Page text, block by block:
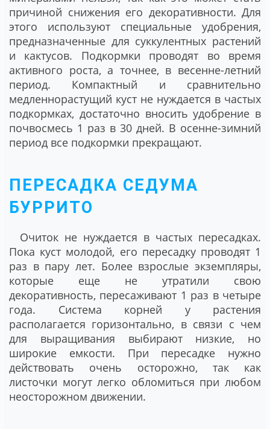
причиной снижения его декоративности. Для
этого используют специальные удобрения,
предназначенные для суккулентных растений
и кактусов. Подкормки проводят во время
активного роста, а точнее, в весенне-летний
период. Компактный и сравнительно
медленнорастущий куст не нуждается в частых
подкормках, достаточно вносить удобрение в
почвосмесь 1 раз в 30 дней. В осенне-зимний
период все подкормки прекращают.
ПЕРЕСАДКА СЕДУМА
БУРРИТО
Очиток не нуждается в частых пересадках.
Пока куст молодой, его пересадку проводят 1
раз в пару лет. Более взрослые экземпляры,
которые еще не утратили свою
декоративность, пересаживают 1 раз в четыре
года. Система корней у растения
располагается горизонтально, в связи с чем
для выращивания выбирают низкие, но
широкие емкости. При пересадке нужно
действовать очень осторожно, так как
листочки могут легко обломиться при любом
неосторожном движении.